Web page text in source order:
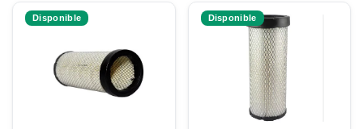
Disponible Disponible